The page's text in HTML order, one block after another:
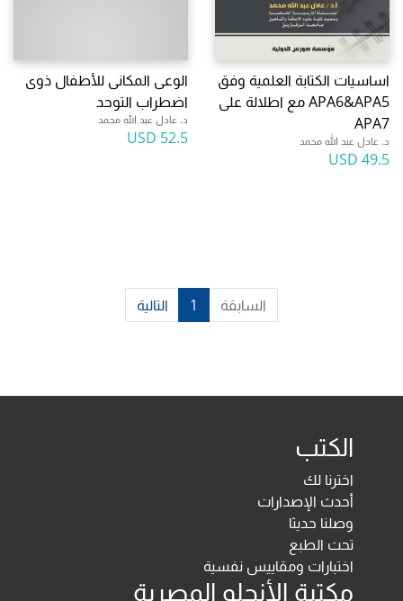
اساسيات الكتابة العلمية وفق
APA6&APA5 مع اطلالة على
APA7
د. عادل عبد الله محمد
49.5 USD
الوعى المكانى للأطفال ذوى
اضطراب التوحد
د. عادل عبد الله محمد
52.5 USD
السابقة 1 التالية
الكتب
اخترنا لك
أحدث الإصدارات
وصلنا حديثا
تحت الطبع
اختبارات ومقاييس نفسية
مكتبة الأنجلو المصرية